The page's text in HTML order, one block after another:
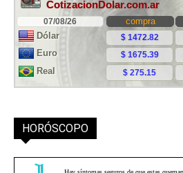
HORÓSCOPO